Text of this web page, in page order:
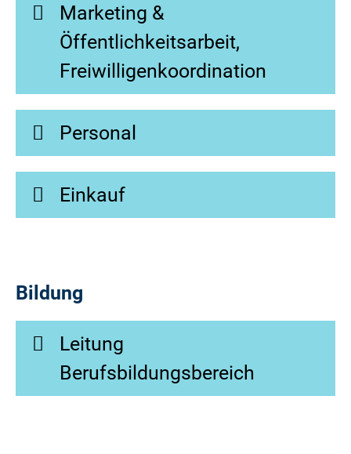
Marketing &
Öffentlichkeitsarbeit,
Freiwilligenkoordination
Personal
Einkauf
Bildung
Leitung
Berufsbildungsbereich